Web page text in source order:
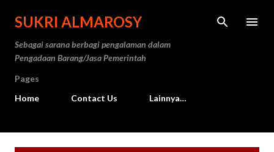
Langsung ke konten utama
SUKRI ALMAROSY
Sebagai sarana berbagi pengalaman dalam
Pengadaan Barang/Jasa Pemerintah
Pages
Home
Contact Us Lainnya…